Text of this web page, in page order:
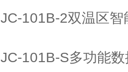
JC-101B-2双温区
JC-101B-S多功能数控